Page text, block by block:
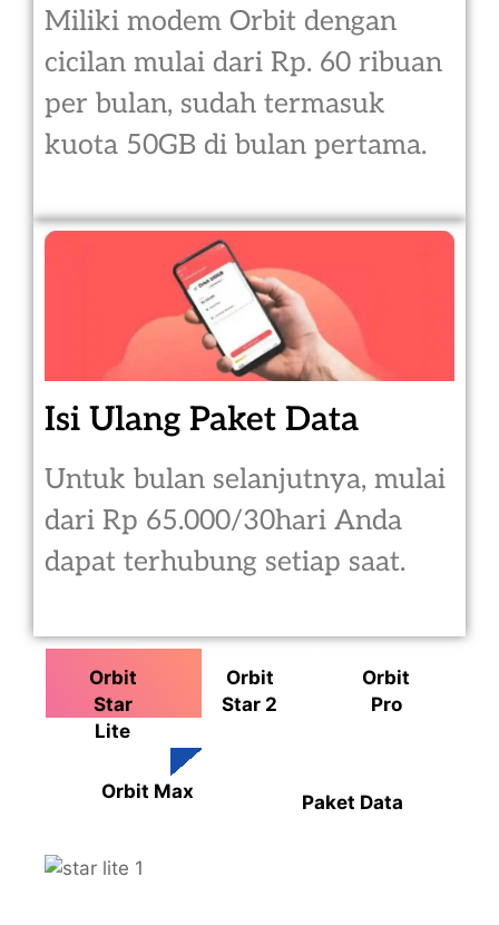
Miliki modem Orbit dengan
cicilan mulai dari Rp. 60 ribuan
per bulan, sudah termasuk
kuota 50GB di bulan pertama.
Isi Ulang Paket Data
Untuk bulan selanjutnya, mulai
dari Rp 65.000/30hari Anda
dapat terhubung setiap saat.
Orbit
Star
Lite
Orbit
Star 2
Orbit
Pro
Orbit Max Paket Data